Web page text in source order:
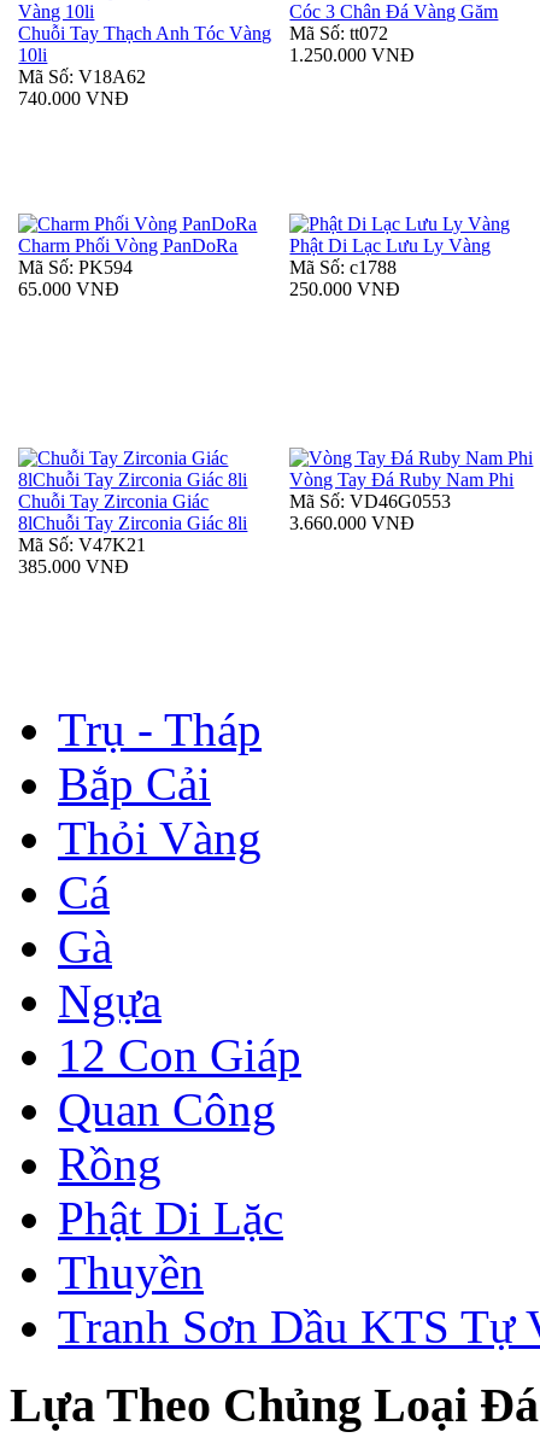
Chuỗi Tay Thạch Anh Tóc Vàng
10li
Mã Số: V18A62
740.000 VNĐ
Cóc 3 Chân Đá Vàng Găm
Mã Số: tt072
1.250.000 VNĐ
Charm Phối Vòng PanDoRa
Mã Số: PK594
65.000 VNĐ
Phật Di Lạc Lưu Ly Vàng
Mã Số: c1788
250.000 VNĐ
Chuỗi Tay Zirconia Giác
8lChuỗi Tay Zirconia Giác 8li
Mã Số: V47K21
385.000 VNĐ
Vòng Tay Đá Ruby Nam Phi
Mã Số: VD46G0553
3.660.000 VNĐ
Trụ - Tháp
Bắp Cải
Thỏi Vàng
Cá
Gà
Ngựa
12 Con Giáp
Quan Công
Rồng
Phật Di Lặc
Thuyền
Tranh Sơn Dầu KTS Tự
Lựa Theo Chủng Loại Đá